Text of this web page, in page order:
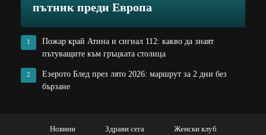
пътник преди Европа
1
Пожар край Атина и сигнал 112: какво да знаят
пътуващите към гръцката столица
2
Езерото Блед през лято 2026: маршрут за 2 дни без
бързане
Новини Здрави сега Женски клуб